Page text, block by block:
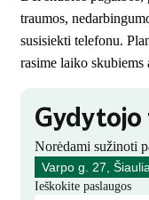
traumos,
susisiekti telefonu.
rasime laiko skubiems
Gydytojo
Norėdami sužinoti
Varpo g. 27,
Ieškokite paslaugos